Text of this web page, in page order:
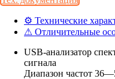
⚙ Технические
⚠ Отличительные
USB-анализатор
сигнала
Диапазон частот